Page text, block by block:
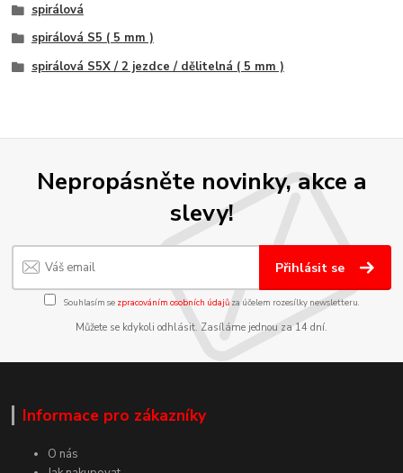
spirálová
spirálová S5 ( 5 mm )
spirálová S5X / 2 jezdce / dělitelná ( 5 mm )
Nepropásněte novinky, akce a
slevy!
Přihlásit se
Souhlasím se zpracováním osobních údajůza účelem rozesílky newsletteru.
Můžete se kdykoli odhlásit. Zasíláme jednou za 14 dní.
Informace pro zákazníky
O nás